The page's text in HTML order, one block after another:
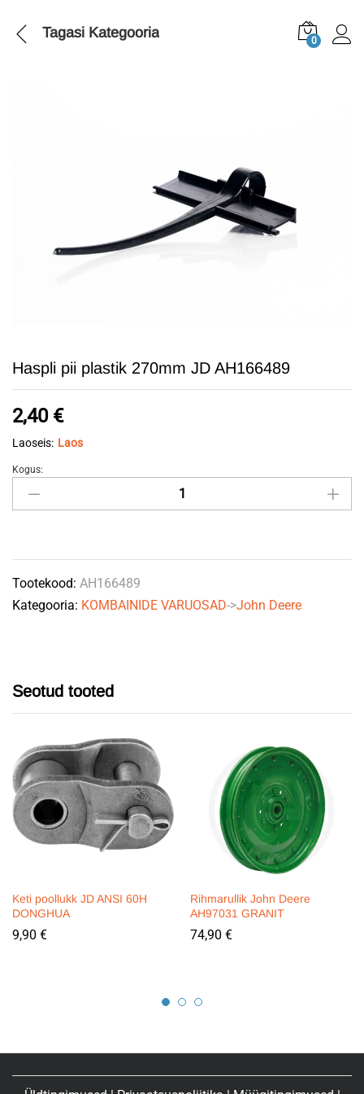
Tagasi Kategooria 0
Haspli pii plastik 270mm JD AH166489
2,40 €
Laoseis: Laos
Haspli
JD
AH166489
quantity
Kogus:
Tootekood: AH166489
Kategooria: KOMBAINIDE VARUOSAD->John Deere
Seotud tooted
Keti poollukk JD ANSI 60H
DONGHUA
9,90 €
Rihmarullik John Deere
AH97031 GRANIT
74,90 €